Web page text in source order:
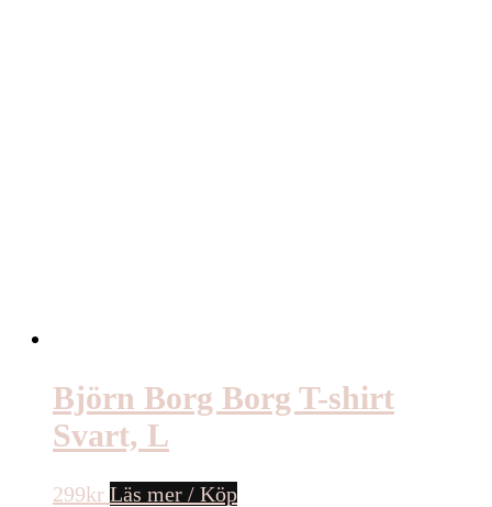
Björn Borg Borg T-shirt
Svart, L
299kr Läs mer / Köp